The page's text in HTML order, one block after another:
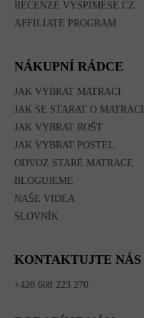
RECENZE VYSPIMESE.CZ
AFFILIATE PROGRAM
NÁKUPNÍ RÁDCE
JAK VYBRAT MATRACI
JAK SE STARAT O MATRACI
JAK VYBRAT ROŠT
JAK VYBRAT POSTEL
ODVOZ STARÉ MATRACE
BLOGUJEME
NAŠE VIDEA
SLOVNÍK
KONTAKTUJTE NÁS
+420 608 223 270